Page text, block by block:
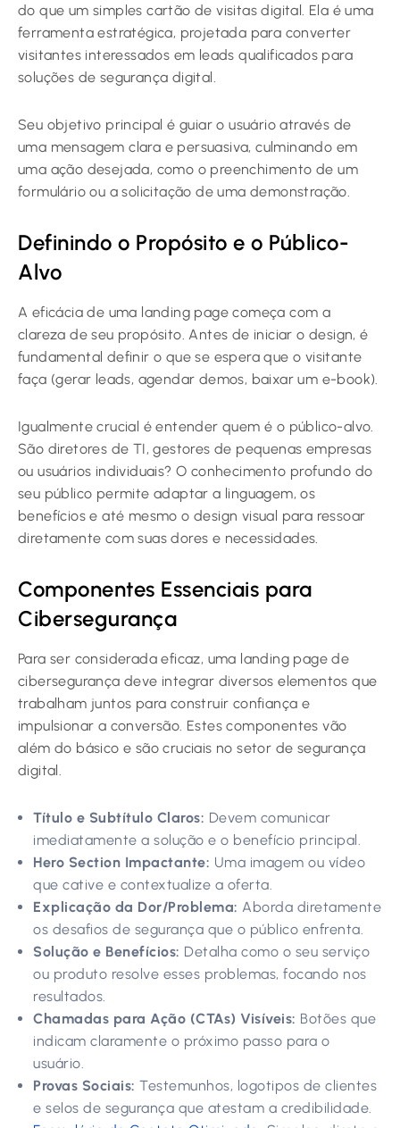
do que um simples cartão de visitas digital. Ela é uma
ferramenta estratégica, projetada para converter
visitantes interessados em leads qualificados para
soluções de segurança digital.
Seu objetivo principal é guiar o usuário através de
uma mensagem clara e persuasiva, culminando em
uma ação desejada, como o preenchimento de um
formulário ou a solicitação de uma demonstração.
Definindo o Propósito e o Público-
Alvo
A eficácia de uma landing page começa com a
clareza de seu propósito. Antes de iniciar o design, é
fundamental definir o que se espera que o visitante
faça (gerar leads, agendar demos, baixar um e-book).
Igualmente crucial é entender quem é o público-alvo.
São diretores de TI, gestores de pequenas empresas
ou usuários individuais? O conhecimento profundo do
seu público permite adaptar a linguagem, os
benefícios e até mesmo o design visual para ressoar
diretamente com suas dores e necessidades.
Componentes Essenciais para
Cibersegurança
Para ser considerada eficaz, uma landing page de
cibersegurança deve integrar diversos elementos que
trabalham juntos para construir confiança e
impulsionar a conversão. Estes componentes vão
além do básico e são cruciais no setor de segurança
digital.
Título e Subtítulo Claros: Devem comunicar
imediatamente a solução e o benefício principal.
Hero Section Impactante: Uma imagem ou vídeo
que cative e contextualize a oferta.
Explicação da Dor/Problema: Aborda diretamente
os desafios de segurança que o público enfrenta.
Solução e Benefícios: Detalha como o seu serviço
ou produto resolve esses problemas, focando nos
resultados.
Chamadas para Ação (CTAs) Visíveis: Botões que
indicam claramente o próximo passo para o
usuário.
Provas Sociais: Testemunhos, logotipos de clientes
e selos de segurança que atestam a credibilidade.